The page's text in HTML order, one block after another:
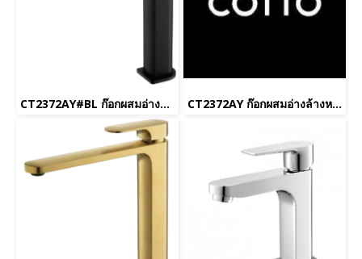
CT2372AY#BL ก๊อกผสมอ่างล้างหน้าทรงสูง พร้อมสายน้ำดี รุ่น LEOS สีดำ CT2372AY ก๊อกผสมอ่างล้างหน้าทรงสูง พร้อมสายน้ำดี รุ่น LEOS